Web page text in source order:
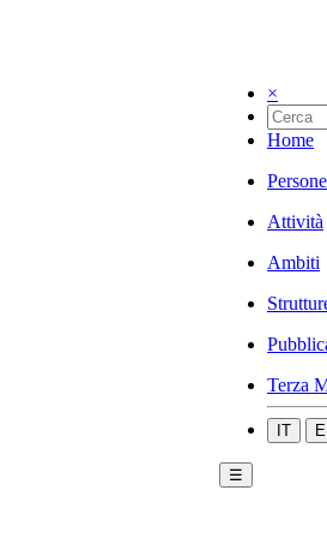
×
Home
Persone
Attività
Ambiti
Terza
IT
☰